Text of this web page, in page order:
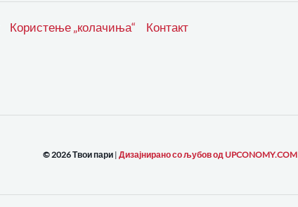
Користење „колачиња“ Контакт
© 2026 Твои пари | Дизајнирано со љубов од UPCONOMY.COM